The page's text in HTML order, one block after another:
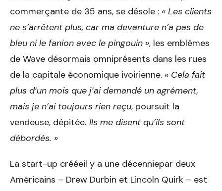
commerçante de 35 ans, se désole : « Les clients
ne s’arrêtent plus, car ma devanture n’a pas de
bleu ni le fanion avec le pingouin », les emblèmes
de Wave désormais omniprésents dans les rues
de la capitale économique ivoirienne. « Cela fait
plus d’un mois que j’ai demandé un agrément,
mais je n’ai toujours rien reçu, poursuit la
vendeuse, dépitée. Ils me disent qu’ils sont
débordés. »
La start-up crééeil y a une décenniepar deux
Américains – Drew Durbin et Lincoln Quirk – est